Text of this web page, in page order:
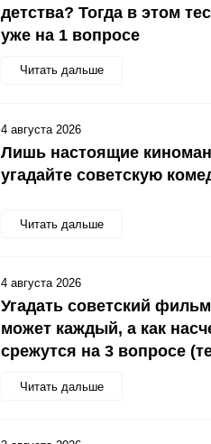
детства? Тогда в этом
уже на 1 вопросе
Читать дальше
Лишь настоящие
угадайте советскую
Читать дальше
4 августа 2026
Угадать советский
может каждый, а как
срежутся на 3 вопросе
Читать дальше
4 августа 2026